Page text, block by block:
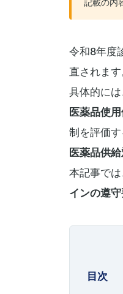
記載の内
令和8年度
直されます
具体的に
医薬品使
制を評価す
医薬品供給
本記事で
インの遵
目次